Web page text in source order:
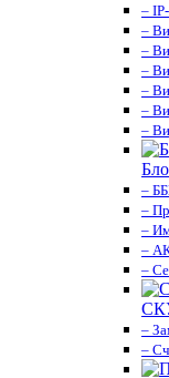
–
–
–
–
–
–
–
–
–
–
–
–
–
–